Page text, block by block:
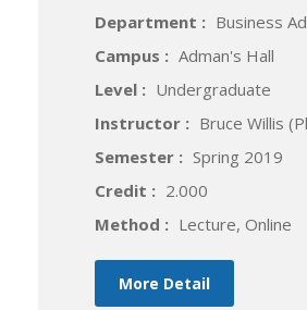
Department : Business
Campus : Adman's Hall
Level : Undergraduate
Instructor : Bruce Willis
Semester : Spring 2019
Credit : 2.000
Method : Lecture, Online
More Detail